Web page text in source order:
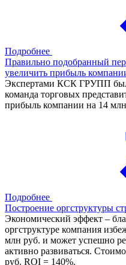
Подробнее
Правильно подобранный
увеличить прибыль
Экспертами КСК ГРУПП
команда торговых
прибыль компании на 14
Подробнее
Построение оргструктуры
Экономический эффект –
оргструктуре компания
млн руб. и может успешно
активно развиваться.
руб. ROI = 140%.